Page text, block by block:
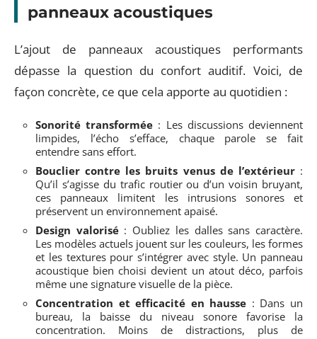
panneaux acoustiques
L’ajout de panneaux acoustiques performants
dépasse la question du confort auditif. Voici, de
façon concrète, ce que cela apporte au quotidien :
Sonorité transformée : Les discussions deviennent
limpides, l’écho s’efface, chaque parole se fait
entendre sans effort.
Bouclier contre les bruits venus de l’extérieur:
Qu’il s’agisse du trafic routier ou d’un voisin bruyant,
ces panneaux limitent les intrusions sonores et
préservent un environnement apaisé.
Design valorisé: Oubliez les dalles sans caractère.
Les modèles actuels jouent sur les couleurs, les formes
et les textures pour s’intégrer avec style. Un panneau
acoustique bien choisi devient un atout déco, parfois
même une signature visuelle de la pièce.
Concentration et efficacité en hausse : Dans un
bureau, la baisse du niveau sonore favorise la
concentration. Moins de distractions, plus de